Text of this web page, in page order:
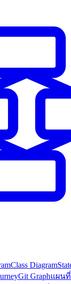
Class Diagram
Git Graphแผน